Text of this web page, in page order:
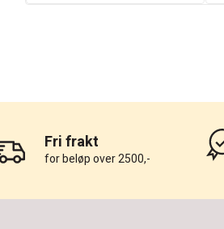
Fri frakt
for beløp over 2500,-